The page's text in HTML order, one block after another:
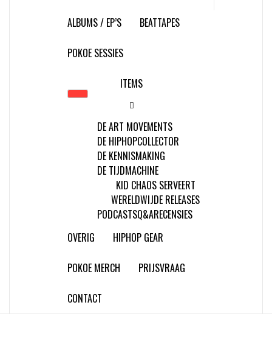
ALBUMS / EP’S BEATTAPES
POKOE SESSIES
ITEMS
DE ART MOVEMENTS
DE HIPHOPCOLLECTOR
DE KENNISMAKING
DE TIJDMACHINE
KID CHAOS SERVEERT
WERELDWIJDE RELEASES
PODCASTSQ&ARECENSIES
OVERIG
HIPHOP GEAR
POKOE MERCH PRIJSVRAAG
CONTACT